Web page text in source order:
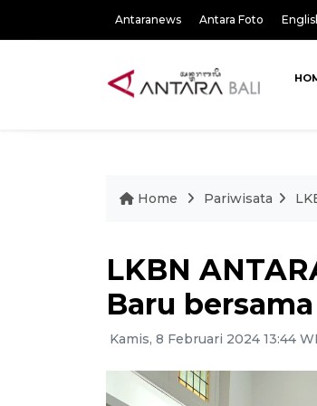
Antaranews Antara Foto
Home Pariwisata
LKBN
Baru
Kamis, 8 Februari 2024 13:44